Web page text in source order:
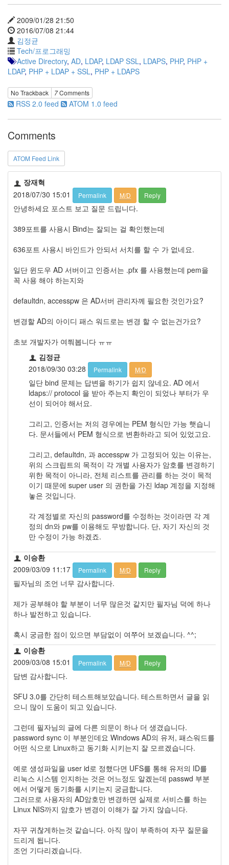
2009/01/28 21:50
2016/07/08 21:44
김정균
Tech/프로그래밍
Active Directory, AD, LDAP, LDAP SSL, LDAPS, PHP, PHP +
LDAP, PHP + LDAP + SSL, PHP + LDAPS
No Trackback 7Comments
RSS 2.0 feed ATOM 1.0 feed
Comments
ATOM Feed Link
장재혁
2018/07/30 15:01
Permalink M/D Reply
안녕하세요 포스트 보고 질문 드립니다.
389포트를 사용시 Bind는 잘되는 걸 확인했는데
636포트 사용시 바인드가 안되서 서치를 할 수 가 없네요.
일단 윈도우 AD 서버이고 인증서는 .pfx 를 사용했는데 pem을
꼭 사용 해야 하는지와
defaultdn, accesspw 은 AD서버 관리자께 필요한 것인가요?
변경할 AD의 아이디 패스 워드로는 변경 할 수 없는건가요?
초보 개발자가 여쭤봅니다 ㅠㅠ
김정균
2018/09/30 03:28
Permalink M/D
일단 bind 문제는 답변을 하기가 쉽지 않네요. AD 에서
ldaps:// protocol 을 받아 주는지 확인이 되었나 부터가 우
선이 되어야 해서요.
그리고, 인증서는 저의 경우에는 PEM 형식만 가능 햇습니
다. 문서들에서 PEM 형식으로 변환하라고 되어 있었고요.
그리고, defaultdn, 과 accesspw 가 고정되어 있는 이유는,
위의 스크립트의 목적이 각 개별 사용자가 암호를 변경하기
위한 목적이 아니라, 전체 리스트를 관리를 하는 것이 목적
이기 때문에 super user 의 권한을 가진 ldap 계정을 지정해
놓은 것입니다.
각 계정별로 자신의 password를 수정하는 것이라면 각 계
정의 dn와 pw를 이용해도 무방합니다. 단, 자기 자신의 것
만 수정이 가능 하겠죠.
이승환
2009/03/09 11:17
Permalink M/D Reply
필자님의 조언 너무 감사합니다.
제가 공부해야 할 부분이 너무 많은것 같지만 필자님 덕에 하나
하나 발전하고 있습니다.
혹시 궁금한 점이 있으면 부담없이 여쭈어 보겠습니다. ^^;
이승환
2009/03/08 15:01
Permalink M/D Reply
담변 감사합니다.
SFU 3.0를 간단히 테스트해보았습니다. 테스트하면서 글을 읽
으니 많이 도움이 되고 있습니다.
그런데 필자님의 글에 다른 의문이 하나 더 생겼습니다.
password sync 이 부분인데요 Windows AD의 유저, 패스워드를
어떤 식으로 Linux하고 동기화 시키는지 잘 모르겠습니다.
예로 생성파일을 user id로 정했다면 UFS를 통해 유저의 ID를
리눅스 시스템 인지하는 것은 어느정도 알겠는데 passwd 부분
에서 어떻게 동기화를 시키는지 궁금합니다.
그러므로 사용자의 AD암호만 변경하면 실제로 서비스를 하는
Linux NIS까지 암호가 변경이 이해가 잘 가지 않습니다.
자꾸 귀찮게하는것 같습니다. 아직 많이 부족하여 자꾸 질문을
드리게 됩니다.
조언 기다리겠습니다.